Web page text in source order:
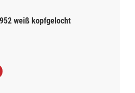
weiß kopfgelocht